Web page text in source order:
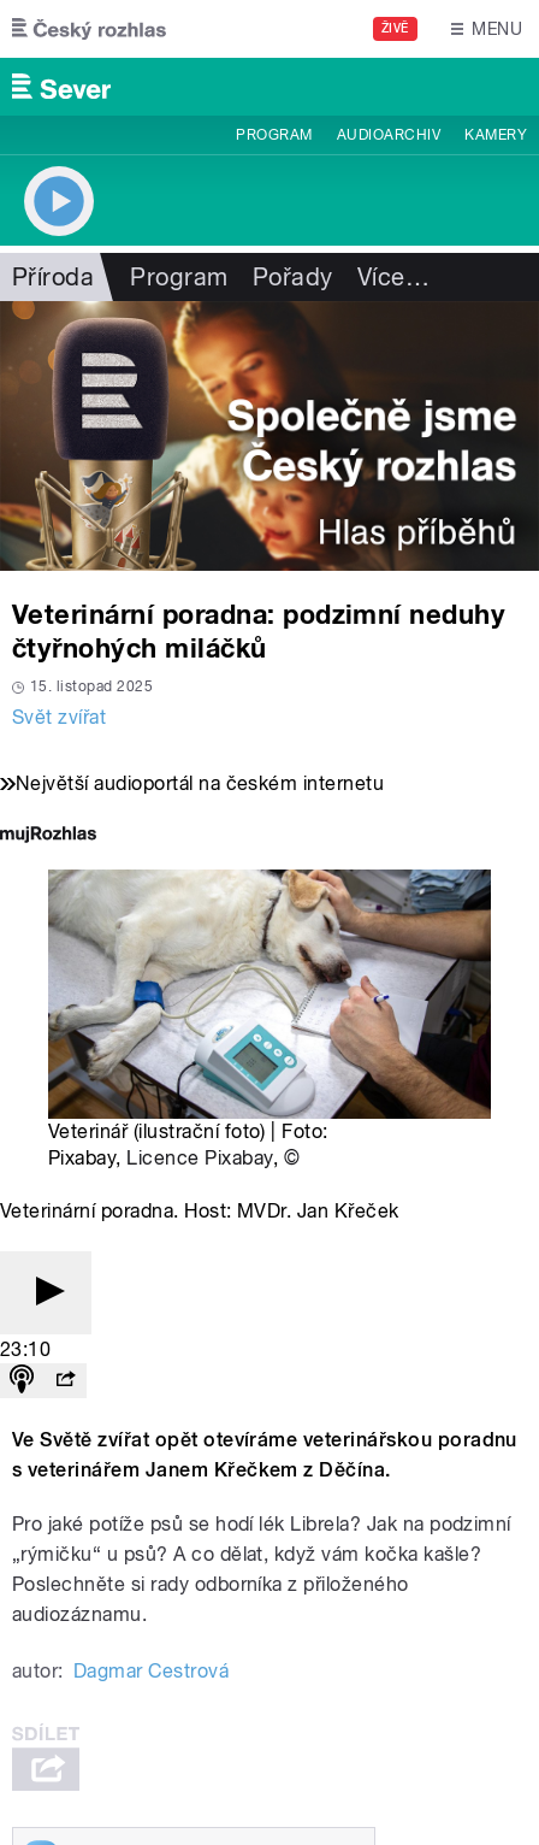
Přejít k hlavnímu obsahu
ŽIVĚ MENU
PROGRAM AUDIOARCHIV KAMERY
Příroda Program Pořady Více…
Veterinární poradna: podzimní neduhy
čtyřnohých miláčků
15. listopad 2025
Svět zvířat
Největší audioportál na českém internetu
Veterinář (ilustrační foto) | Foto:
Pixabay, Licence Pixabay, ©
Veterinární poradna. Host: MVDr. Jan Křeček
23:10
Ve Světě zvířat opět otevíráme veterinářskou poradnu
s veterinářem Janem Křečkem z Děčína.
Pro jaké potíže psů se hodí lék Librela? Jak na podzimní
„rýmičku“ u psů? A co dělat, když vám kočka kašle?
Poslechněte si rady odborníka z přiloženého
audiozáznamu.
autor: Dagmar Cestrová